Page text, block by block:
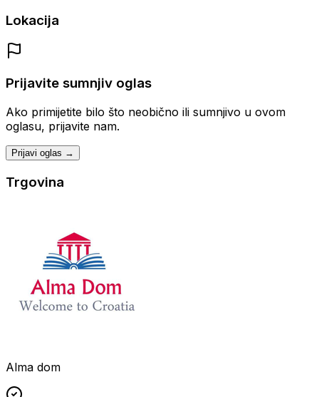
Lokacija
Prijavite sumnjiv oglas
Ako primijetite bilo što neobično ili sumnjivo u ovom
oglasu, prijavite nam.
Prijavi oglas →
Trgovina
Alma dom